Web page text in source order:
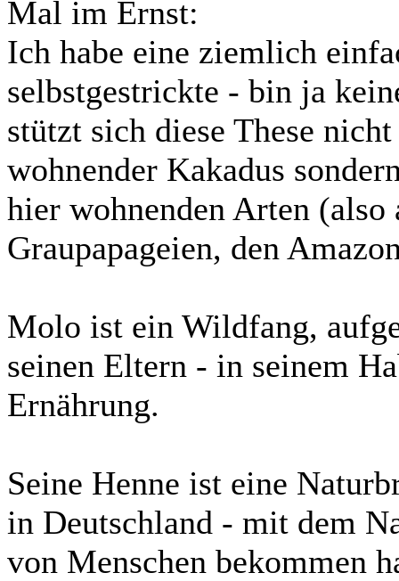
Mal im Ernst:
Ich habe eine ziemlich
selbstgestrickte - bin ja
stützt sich diese These
wohnender Kakadus
hier wohnenden Arten (also
Graupapageien, den
Molo ist ein Wildfang,
seinen Eltern - in seinem
Ernährung.
Seine Henne ist eine
in Deutschland - mit dem
von Menschen bekommen